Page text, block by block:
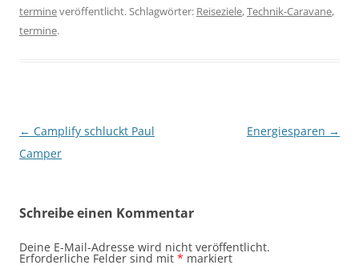
termineveröffentlicht. Schlagwörter: Reiseziele,Technik-Caravane,
termine.
Beitragsnavigation
← Camplify schluckt Paul
Camper
Energiesparen →
Schreibe einen Kommentar
Deine E-Mail-Adresse wird nicht veröffentlicht.
Erforderliche Felder sind mit * markiert